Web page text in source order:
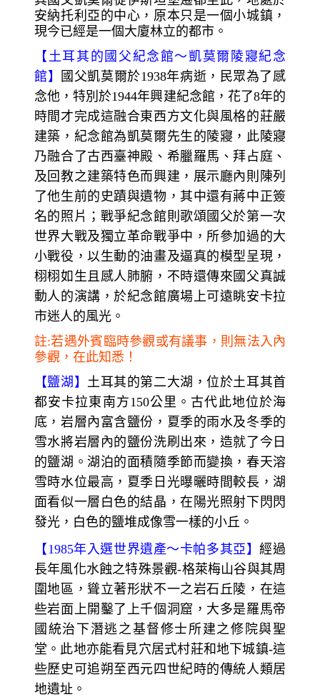
安納托利亞的中心，原本只是一個小城鎮，
現今已經是一個大廈林立的都市。
【 土耳其的國父紀念館～凱莫爾陵寢紀念
館】
國父凱莫爾於1938年病逝，民眾為了感
念他，特別於1944年興建紀念館，花了8年的
時間才完成這融合東西方文化與風格的莊嚴
建築，紀念館為凱莫爾先生的陵寢，此陵寢
乃融合了古西臺神殿、希臘羅馬、拜占庭、
及回教之建築特色而興建，展示廳內則陳列
了他生前的史蹟與遺物，其中還有蔣中正簽
名的照片；戰爭紀念館則歌頌國父於第一次
世界大戰及獨立革命戰爭中，所參加過的大
小戰役，以生動的油畫及逼真的模型呈現，
栩栩如生且感人肺腑，不時還傳來國父真誠
動人的演講，於紀念館廣場上可遠眺安卡拉
市迷人的風光。
註:若遇外賓臨時參觀或有議事，則無法入內
參觀，在此知悉！
【鹽湖】 土耳其的第二大湖，位於土耳其首
都安卡拉東南方150公里。古代此地位於海
底，岩層內富含鹽份，夏季的雨水及冬季的
雪水將岩層內的鹽份洗刷出來，造就了今日
的鹽湖。湖泊的面積隨季節而變換，春天溶
雪時水位最高，夏季日光曝曬時間較長，湖
面看似一層白色的結晶，在陽光照射下閃閃
發光，白色的鹽堆成像雪一樣的小丘。
【1985年入選世界遺產～卡帕多其亞】經過
長年風化水蝕之特殊景觀-格萊梅山谷與其周
圍地區，聳立著形狀不一之岩石丘陵，在這
些岩面上開鑿了上千個洞窟，大多是羅馬帝
國統治下潛逃之基督修士所建之修院與聖
堂。此地亦能看見穴居式村莊和地下城鎮-這
些歷史可追朔至西元四世紀時的傳統人類居
地遺址。